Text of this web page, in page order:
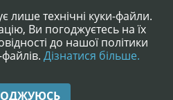
та правила|Нагору ▲
лише технічні куки-файли.
Ви погоджуєтесь на їх
до нашої політики
Дізнатися більше.